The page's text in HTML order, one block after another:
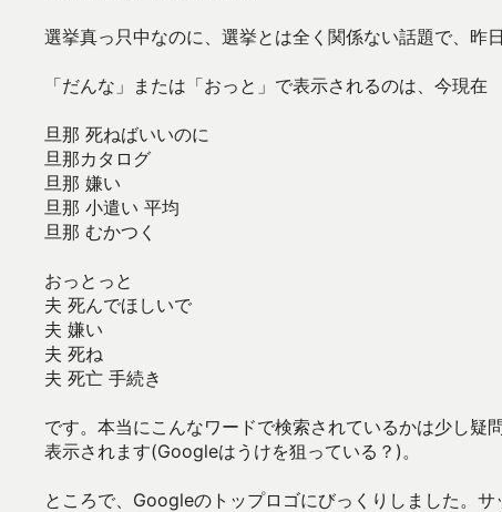
選挙真っ只中なのに、選挙とは全く関係ない話題で、昨
「だんな」または「おっと」で表示されるのは、今現在
旦那 死ねばいいのに
旦那カタログ
旦那 嫌い
旦那 小遣い 平均
旦那 むかつく
おっとっと
夫 死んでほしいで
夫 嫌い
夫 死ね
夫 死亡 手続き
です。本当にこんなワードで検索されているかは少し
表示されます(Googleはうけを狙っている？)。
ところで、Googleのトップロゴにびっくりしました。